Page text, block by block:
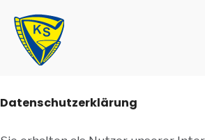
Datenschutzerklärung